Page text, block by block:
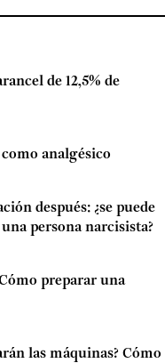
de 12,5% de
analgésico
después: ¿se puede
persona narcisista?
preparar una
las máquinas? Cómo